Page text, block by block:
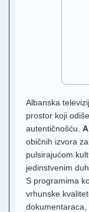
Albanska
prostor koji
autentičnošću.
običnih izvora
pulsirajućom
jedinstvenim
S programima
vrhunske
dokumentaraca,